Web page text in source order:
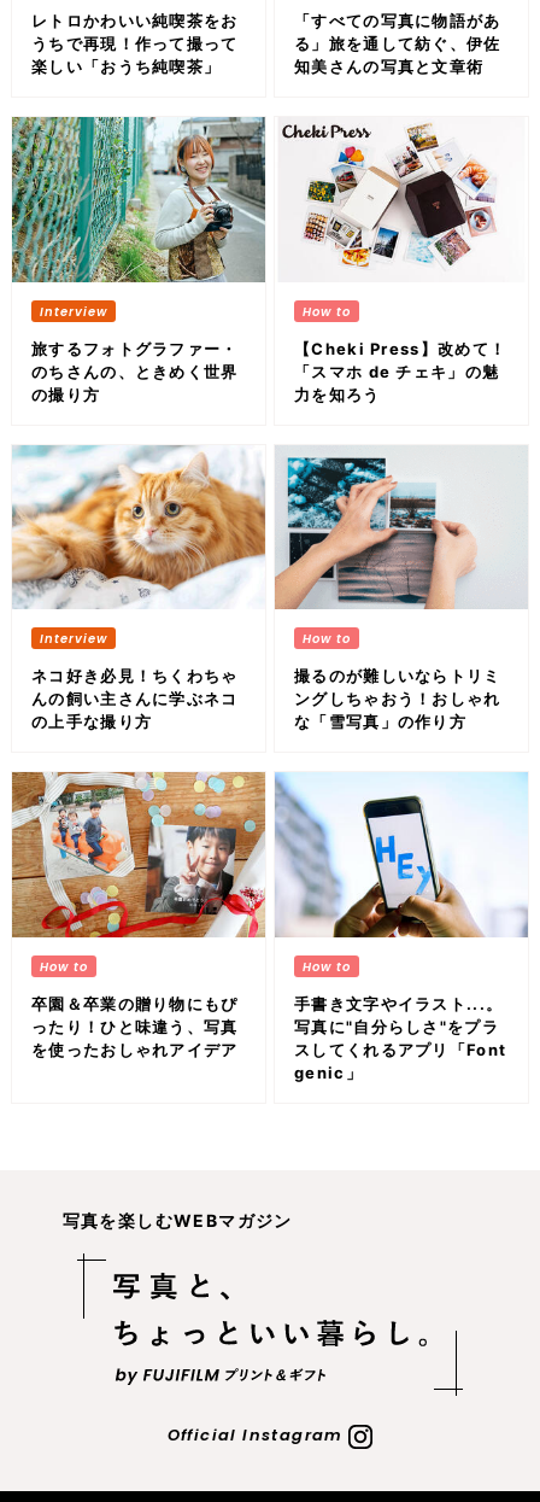
レトロかわいい純喫茶をお
うちで再現！作って撮って
楽しい「おうち純喫茶」
「すべての写真に物語があ
る」旅を通して紡ぐ、伊佐
知美さんの写真と文章術
旅するフォトグラファー・
のちさんの、ときめく世界
の撮り方
【Cheki Press】改めて！
「スマホ de チェキ」の魅
力を知ろう
ネコ好き必見！ちくわちゃ
んの飼い主さんに学ぶネコ
の上手な撮り方
撮るのが難しいならトリミ
ングしちゃおう！おしゃれ
な「雪写真」の作り方
卒園＆卒業の贈り物にもぴ
ったり！ひと味違う、写真
を使ったおしゃれアイデア
手書き文字やイラスト...。
写真に"自分らしさ"をプラ
スしてくれるアプリ「Font
genic」
写真を楽しむWEBマガジン
Official Instagram